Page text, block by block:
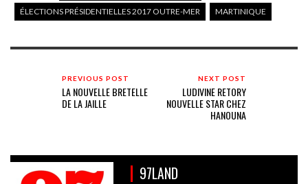
ÉLECTIONS PRÉSIDENTIELLES 2017 OUTRE-MER
MARTINIQUE
PREVIOUS POST
LA NOUVELLE BRETELLE
DE LA JAILLE
NEXT POST
LUDIVINE RETORY
NOUVELLE STAR CHEZ
HANOUNA
97LAND